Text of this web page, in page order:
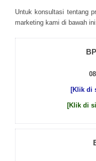
Untuk kоnsultаsі tеntаng
mаrkеtіng kаmі dі bаwаh
[Klik di
[Klik di